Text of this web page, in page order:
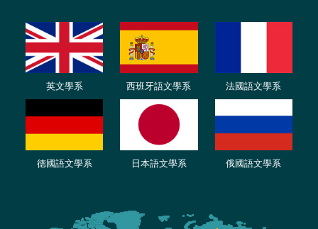
英文學系 西班牙語文學系 法國語文學系
德國語文學系 日本語文學系 俄國語文學系